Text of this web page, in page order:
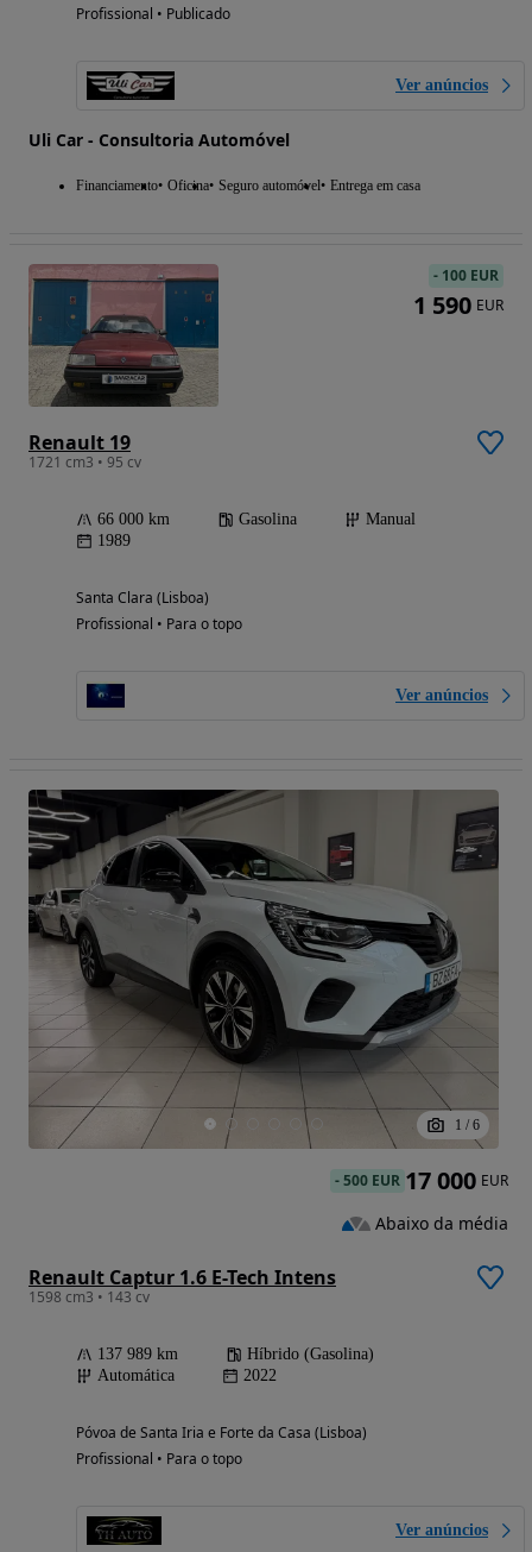
Profissional • Publicado
Ver anúncios
Uli Car - Consultoria Automóvel
Financiamento Oficina Seguro automóvel Entrega em casa
Renault 19
1721 cm3 • 95 cv
66 000 km Gasolina
Manual
1989
Santa Clara (Lisboa)
Profissional • Para o topo
Ver anúncios
- 100 EUR
1 590 EUR
1 / 6
Renault Captur 1.6 E-Tech Intens
1598 cm3 • 143 cv
137 989 km
Híbrido (Gasolina)
Automática
2022
Póvoa de Santa Iria e Forte da Casa (Lisboa)
Profissional • Para o topo
Ver anúncios
-500 EUR 17 000 EUR
Abaixo da média